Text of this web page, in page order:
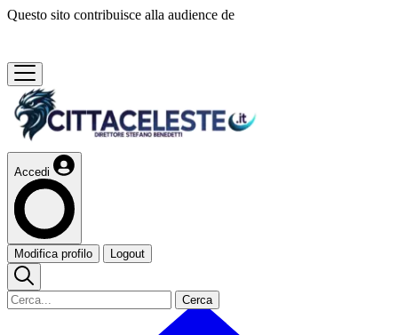
Questo sito contribuisce alla audience de
Accedi
Modifica profilo Logout
Cerca